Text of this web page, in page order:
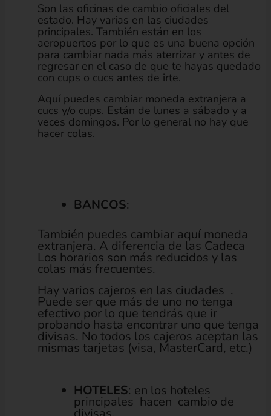
Son las oficinas de cambio oficiales del
estado. Hay varias en las ciudades
principales. También están en los
aeropuertos por lo que es una buena opción
para cambiar nada más aterrizar y antes de
regresar en el caso de que te hayas quedado
con cups o cucs antes de irte.
Aquí puedes cambiar moneda extranjera a
cucs y/o cups. Están de lunes a sábado y a
veces domingos. Por lo general no hay que
hacer colas.
BANCOS:
También puedes cambiar aquí moneda
extranjera. A diferencia de las Cadeca
Los horarios son más reducidos y las
colas más frecuentes.
Hay varios cajeros en las ciudades .
Puede ser que más de uno no tenga
efectivo por lo que tendrás que ir
probando hasta encontrar uno que tenga
divisas. No todos los cajeros aceptan las
mismas tarjetas (visa, MasterCard, etc.)
HOTELES: en los hoteles
principales hacen cambio de